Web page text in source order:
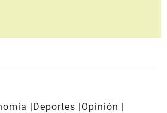
Deportes
Opinión